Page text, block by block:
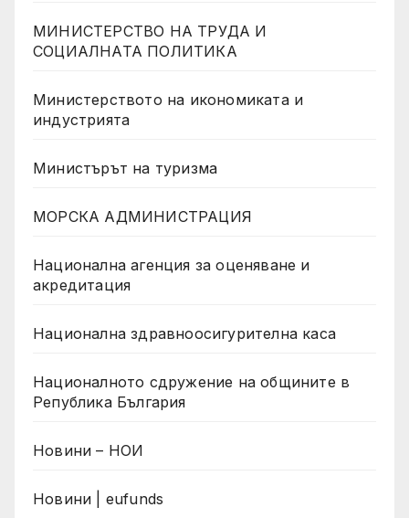
МИНИСТЕРСТВО НА ТРУДА И
СОЦИАЛНАТА ПОЛИТИКА
Министерството на икономиката и
индустрията
Министърът на туризма
МОРСКА АДМИНИСТРАЦИЯ
Национална агенция за оценяване и
акредитация
Национална здравноосигурителна каса
Националното сдружение на общините в
Република България
Новини – НОИ
Новини | eufunds